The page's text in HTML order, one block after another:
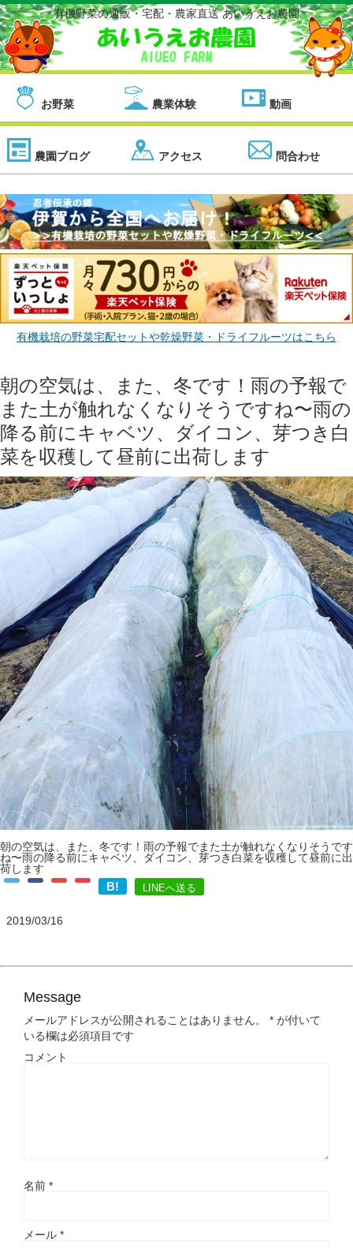
有機野菜の通販・宅配・農家直送 あいうえお農園
お野菜 農業体験 動画
農園ブログ アクセス 問合わせ
有機栽培の野菜宅配セットや乾燥野菜・ドライフルーツはこちら
朝の空気は、また、冬です！雨の予報で
また土が触れなくなりそうですね〜雨の
降る前にキャベツ、ダイコン、芽つき白
菜を収穫して昼前に出荷します
朝の空気は、また、冬です！雨の予報でまた土が触れなくなりそうです
ね〜雨の降る前にキャベツ、ダイコン、芽つき白菜を収穫して昼前に出
荷します
B! LINEへ送る
2019/03/16
Message
メールアドレスが公開されることはありません。 * が付いて
いる欄は必須項目です
コメント
名前 *
メール *